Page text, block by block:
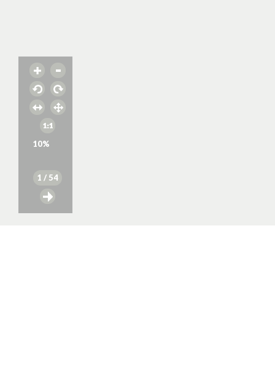
10%
1 / 54